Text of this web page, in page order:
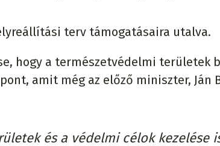
terv támogatásaira utalva.
hogy a természetvédelmi területek
amit még az előző miniszter, Ján
és a védelmi célok kezelése